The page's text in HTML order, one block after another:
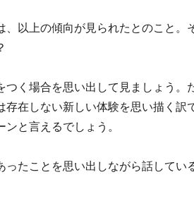
、以上の傾向が見られたとのこと。
つく場合を思い出して見ましょう。
存在しない新しい体験を思い描く
と言えるでしょう。
ったことを思い出しながら話してい